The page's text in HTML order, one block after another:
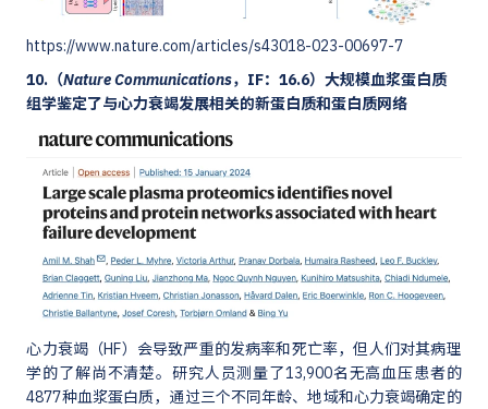
https://www.nature.com/articles/s43018-023-00697-7
10.（Nature Communications，IF：16.6）大规模血浆蛋白质
组学鉴定了与心力衰竭发展相关的新蛋白质和蛋白质网络
心力衰竭（HF）会导致严重的发病率和死亡率，但人们对其病理
学的了解尚不清楚。研究人员测量了13,900名无高血压患者的
4877种血浆蛋白质，通过三个不同年龄、地域和心力衰竭确定的